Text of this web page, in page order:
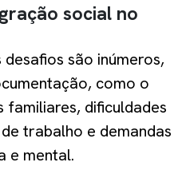
social no
são inúmeros,
como o
familiares, dificuldades
trabalho e demandas
e mental.